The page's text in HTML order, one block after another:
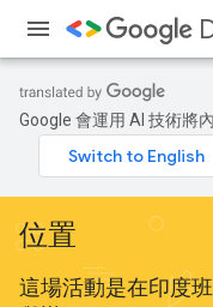
Google 會運用 AI 技術將
位置
這場活動是在印度